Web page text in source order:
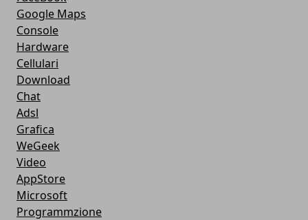
Google Maps
Console
Hardware
Cellulari
Download
Chat
Adsl
Grafica
WeGeek
Video
AppStore
Microsoft
Programmzione